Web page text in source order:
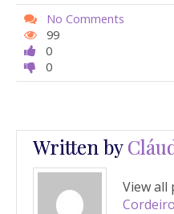
k p
No Comments
99
0
0
Written by
View all
Cordeiro